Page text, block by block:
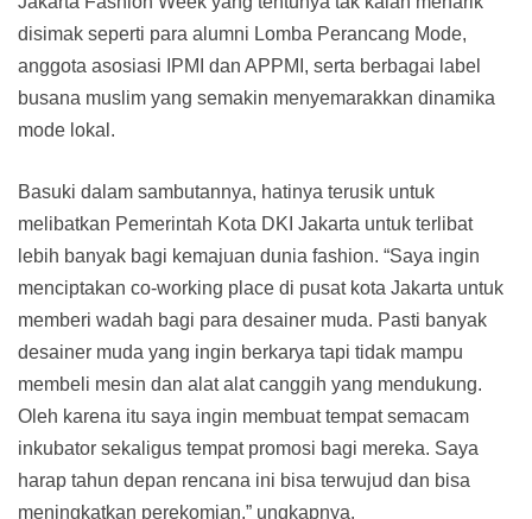
disimak seperti para alumni Lomba Perancang Mode,
anggota asosiasi IPMI dan APPMI, serta berbagai label
busana muslim yang semakin menyemarakkan dinamika
mode lokal.
Basuki dalam sambutannya, hatinya terusik untuk
melibatkan Pemerintah Kota DKI Jakarta untuk terlibat
lebih banyak bagi kemajuan dunia fashion. “Saya ingin
menciptakan co-working place di pusat kota Jakarta untuk
memberi wadah bagi para desainer muda. Pasti banyak
desainer muda yang ingin berkarya tapi tidak mampu
membeli mesin dan alat alat canggih yang mendukung.
Oleh karena itu saya ingin membuat tempat semacam
inkubator sekaligus tempat promosi bagi mereka. Saya
harap tahun depan rencana ini bisa terwujud dan bisa
meningkatkan perekomian,” ungkapnya.